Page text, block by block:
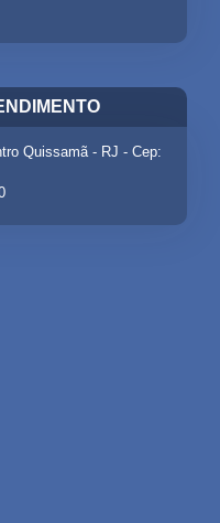
Quissamã - RJ - Cep: